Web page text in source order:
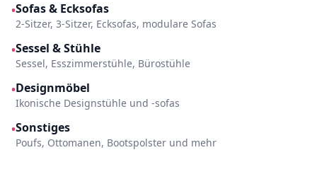
•Sofas & Ecksofas
2-Sitzer, 3-Sitzer, Ecksofas, modulare Sofas
•Sessel & Stühle
Sessel, Esszimmerstühle, Bürostühle
•Designmöbel
Ikonische Designstühle und -sofas
•Sonstiges
Poufs, Ottomanen, Bootspolster und mehr